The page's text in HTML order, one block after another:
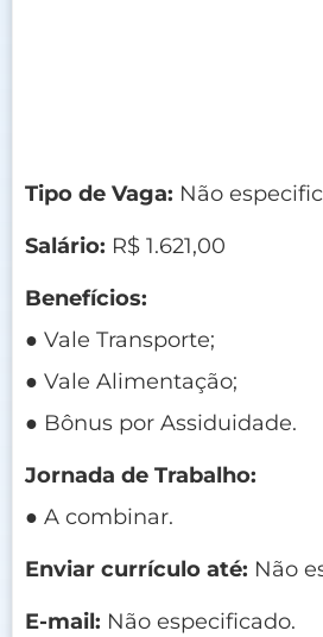
Tipo de Vaga: Não
Salário: R$ 1.621,00
Benefícios:
● Vale Transporte;
● Vale Alimentação;
● Bônus por Assiduidade.
Jornada de Trabalho:
● A combinar.
Enviar currículo até: Não
E-mail: Não especificado.